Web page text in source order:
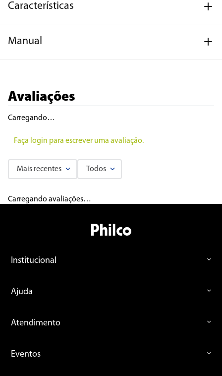
Características
Manual
Avaliações
Carregando…
Faça login para escrever uma avaliação.
Mais recentes Todos
Carregando avaliações…
Institucional
Ajuda
Atendimento
Eventos